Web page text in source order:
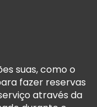
suas, como o
fazer reservas
através da